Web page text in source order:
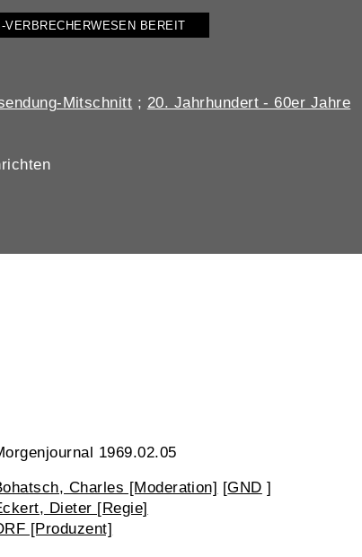
BEREIT
Mitschnitt ; 20. Jahrhundert - 60er Jahre
1969.02.05
Charles [Moderation] [GND ]
Dieter [Regie]
[Produzent]